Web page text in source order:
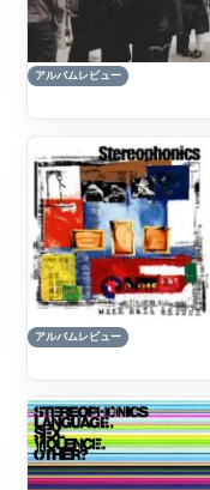
アルバムレビュー
アルバムレビュー